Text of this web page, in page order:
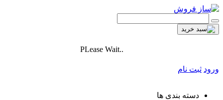
PLease Wait..
ورود ثبت نام
دسته بندی ها